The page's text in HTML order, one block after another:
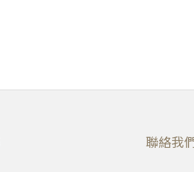
聯絡我